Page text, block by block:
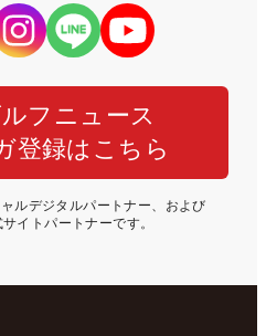
フニュース
登録はこちら
ルデジタルパートナー、および
イトパートナーです。